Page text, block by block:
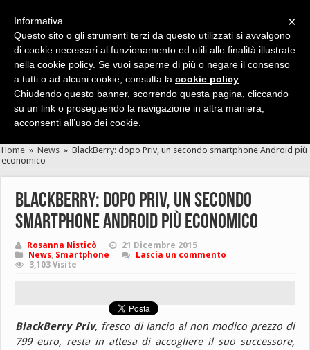
Cerca velocemente news, recensioni, guide, app, giochi ...
Home » News » BlackBerry: dopo Priv, un secondo smartphone Android più
economico
BlackBerry: dopo Priv, un secondo
smartphone Android più economico
Rosanna Nisticò
21 Dicembre 2015
News, Smartphone
Lascia un commento
3,103 Visite
BlackBerry Priv, fresco di lancio al non modico prezzo di
799 euro, resta in attesa di accogliere il suo successore,
×
Informativa
Questo sito o gli strumenti terzi da questo utilizzati si avvalgono
di cookie necessari al funzionamento ed utili alle finalità illustrate
nella cookie policy. Se vuoi saperne di più o negare il consenso
a tutti o ad alcuni cookie, consulta la cookie policy
Chiudendo questo banner, scorrendo questa pagina, cliccando
su un link o proseguendo la navigazione in altra maniera,
acconsenti all’uso dei cookie.